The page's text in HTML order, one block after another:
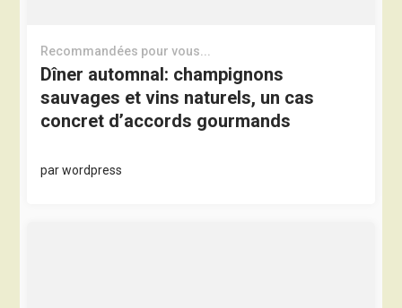
Recommandées pour vous...
Dîner automnal: champignons
sauvages et vins naturels, un cas
concret d’accords gourmands
parwordpress